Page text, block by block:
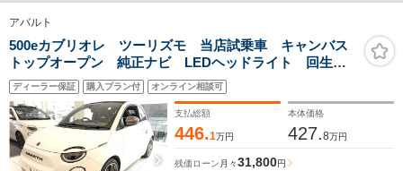
アバルト
500eカブリオレ ツーリズモ 当店試乗車 キャンバス
トップオープン 純正ナビ LEDヘッドライト 回生ブ
レーキ アルカンターラスポーツシート クルコン バ
ックカメラ ETC2.0 禁煙車 充電航続距離294Km(カタ
ログ値)
ディーラー保証 購入プラン付 オンライン相談可
支払総額
446.1万円
本体価格
427.8万円
残価ローン 月々31,800円